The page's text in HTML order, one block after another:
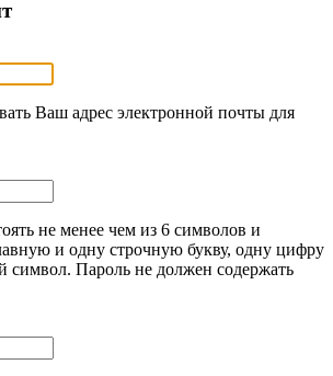
Ваш адрес электронной почты для
не менее чем из 6 символов и
и одну строчную букву, одну цифру
символ. Пароль не должен содержать